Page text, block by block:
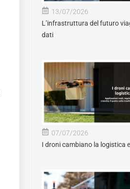
13/07/2026
L’infrastruttura del futuro
dati
07/07/2026
I droni cambiano la logistica